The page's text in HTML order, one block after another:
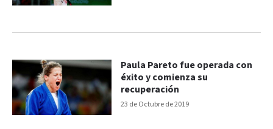
23 de Octubre de 2019
Paula Pareto fue operada con
éxito y comienza su
recuperación